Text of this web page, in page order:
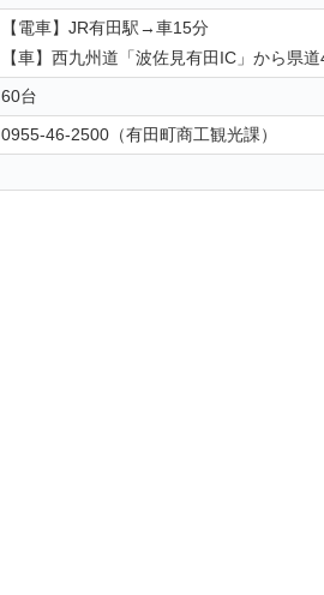
【電車】JR有田駅→車15分
【車】西九州道「波佐見有田IC」から県
60台
0955-46-2500（有田町商工観光課）